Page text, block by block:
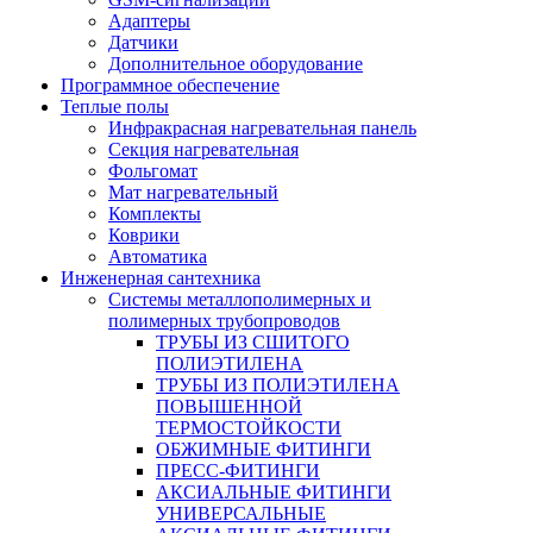
Адаптеры
Датчики
Дополнительное оборудование
Программное обеспечение
Теплые полы
Инфракрасная нагревательная панель
Секция нагревательная
Фольгомат
Мат нагревательный
Комплекты
Коврики
Автоматика
Инженерная сантехника
Системы металлополимерных и
полимерных трубопроводов
ТРУБЫ ИЗ СШИТОГО
ПОЛИЭТИЛЕНА
ТРУБЫ ИЗ ПОЛИЭТИЛЕНА
ПОВЫШЕННОЙ
ТЕРМОСТОЙКОСТИ
ОБЖИМНЫЕ ФИТИНГИ
ПРЕСС-ФИТИНГИ
АКСИАЛЬНЫЕ ФИТИНГИ
УНИВЕРСАЛЬНЫЕ